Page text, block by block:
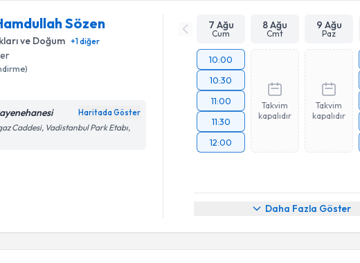
Sözen
ve Doğum +1diğer
Haritada Göster
Caddesi, Vadistanbul Park Etabı,
7 Ağu
Cum
8 Ağu
Cmt
9 Ağu
Paz
10:00
10:30
11:00
11:30
12:00
Takvim
kapalıdır
Takvim
kapalıdır
Daha Fazla Göster